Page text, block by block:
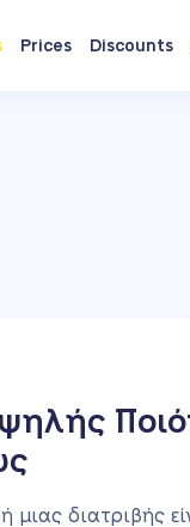
Prices Discounts
διατριβής